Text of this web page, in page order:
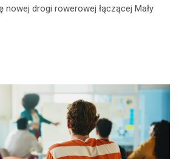
nowej drogi rowerowej łączącej Mały